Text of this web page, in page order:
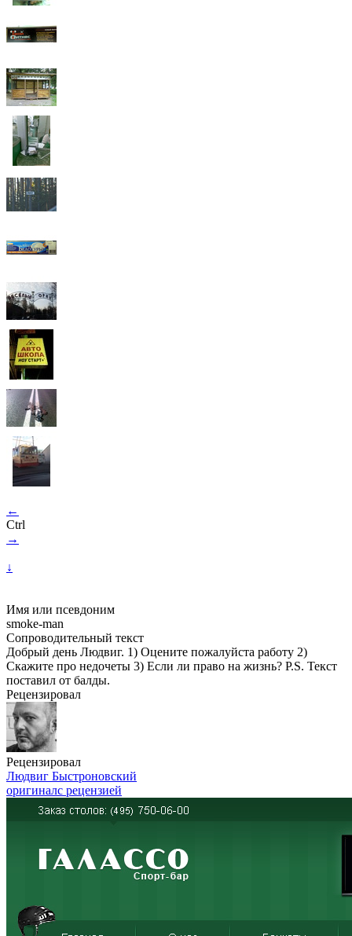
←
Ctrl
→
↓
Имя или псевдоним
smoke-man
Сопроводительный текст
Добрый день Людвиг. 1) Оцените пожалуйста работу 2)
Скажите про недочеты 3) Если ли право на жизнь? P.S. Текст
поставил от балды.
Рецензировал
Рецензировал
Людвиг Быстроновский
оригиналс рецензией